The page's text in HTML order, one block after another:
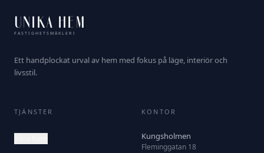
UNIKA HEM
FASTIGHETSMÄKLERI
Ett handplockat urval av hem med fokus på läge, interiör och
livsstil.
TJÄNSTER KONTOR
Kungsholmen
Fleminggatan 18